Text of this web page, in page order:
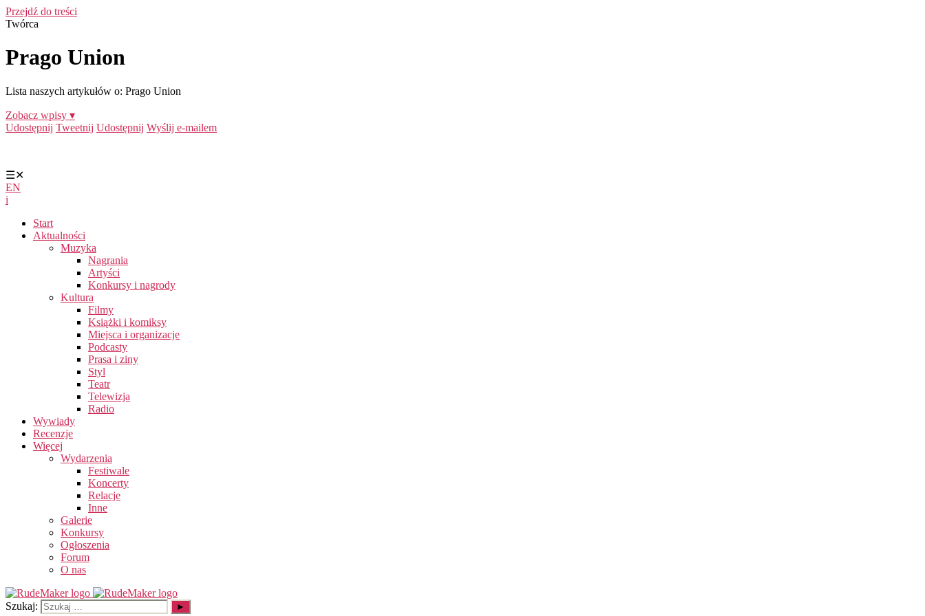
Przejdź do treści
Twórca
Prago Union
Lista naszych artykułów o: Prago Union
Zobacz wpisy ▾
Udostępnij Tweetnij Udostępnij Wyślij e-mailem
☰✕
EN
i
Start
Aktualności
Muzyka
Nagrania
Artyści
Konkursy i nagrody
Kultura
Filmy
Książki i komiksy
Miejsca i organizacje
Podcasty
Prasa i ziny
Styl
Teatr
Telewizja
Radio
Wywiady
Recenzje
Więcej
Wydarzenia
Festiwale
Koncerty
Relacje
Inne
Galerie
Konkursy
Ogłoszenia
Forum
O nas
Szukaj: